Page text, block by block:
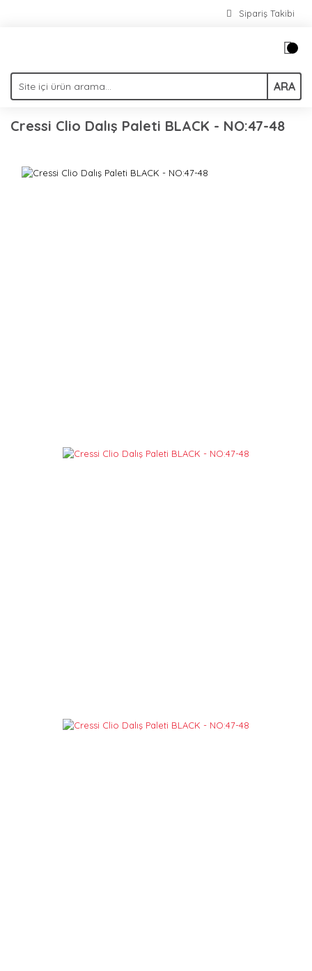
Sipariş Takibi
ARA
Cressi Clio Dalış Paleti BLACK - NO:47-48